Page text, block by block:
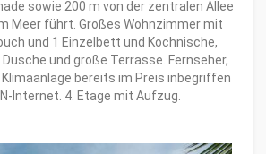
sowie 200 m von der zentralen Allee
Meer führt. Großes Wohnzimmer mit
und 1 Einzelbett und Kochnische,
und große Terrasse. Fernseher,
bereits im Preis inbegriffen
Internet. 4. Etage mit Aufzug.